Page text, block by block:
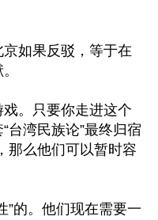
如果反驳，等于在
。只要你走进这个
台湾民族论”最终归宿
那么他们可以暂时容
”的。他们现在需要一